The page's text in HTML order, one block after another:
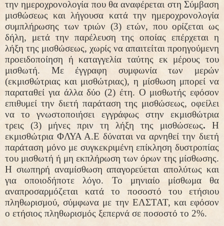
την ημεροχρονολογία που θα αναφέρεται στη Σύμβαση
μισθώσεως και λήγουσα κατά την ημεροχρονολογία
συμπλήρωσης των τριών (3) ετών, που ορίζεται ως
δήλη, μετά την παρέλευση της οποίας επέρχεται η
λήξη της μισθώσεως, χωρίς να απαιτείται προηγούμενη
προειδοποίηση ή καταγγελία ταύτης εκ μέρους του
μισθωτή. Με έγγραφη συμφωνία των μερών
(εκμισθώτριας και μισθώτριας), η μίσθωση μπορεί να
παραταθεί για άλλα δύο (2) έτη. Ο μισθωτής εφόσον
επιθυμεί την διετή παράταση της μισθώσεως, οφείλει
να το γνωστοποιήσει εγγράφως στην εκμισθώτρια
τρεις (3) μήνες πριν τη λήξη της μισθώσεως. Η
εκμισθώτρια ΦΛΥΑ Α.Ε δύναται να αρνηθεί την διετή
παράταση μόνο με συγκεκριμένη επίκληση δυστροπίας
του μισθωτή ή μη εκπλήρωση των όρων της μίσθωσης.
Η σιωπηρή αναμίσθωση απαγορεύεται απολύτως και
για οποιοδήποτε λόγο. Το μηνιαίο μίσθωμα θα
αναπροσαρμόζεται κατά το ποσοστό του ετήσιου
πληθωρισμού, σύμφωνα με την ΕΛΣΤΑΤ, και εφόσον
ο ετήσιος πληθωρισμός ξεπερνά σε ποσοστό το 2%.